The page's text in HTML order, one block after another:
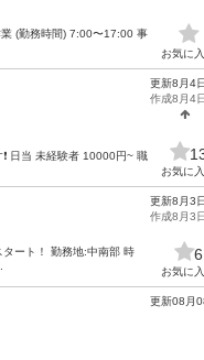
業 (勤務時間) 7:00〜17:00 事
お気に
日当 未経験者 10000円~ 職
更新8月4日
作成8月4日
お気に
タート！ 勤務地:中南部 時
更新8月3日
作成8月3日
6
お気に
更新08月